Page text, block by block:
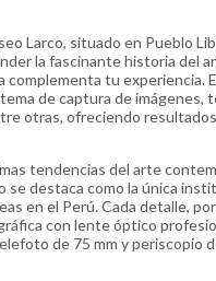
Larco, situado en Pueblo
la fascinante historia del
tu experiencia.
de captura de imágenes,
otras, ofreciendo
tendencias del arte
destaca como la única
en el Perú. Cada detalle,
con lente óptico
de 75 mm y periscopio